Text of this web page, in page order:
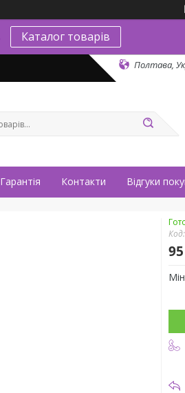
Каталог товарів
Полтава,
Гарантія Контакти Відгуки
Код: